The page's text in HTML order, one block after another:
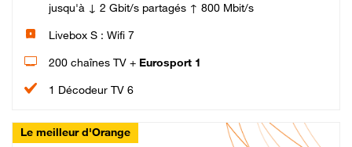
jusqu'à ↓ 2 Gbit/s partagés ↑ 800 Mbit/s
Livebox S : Wifi 7
200 chaînes TV + Eurosport 1
1 Décodeur TV 6
Le meilleur d'Orange